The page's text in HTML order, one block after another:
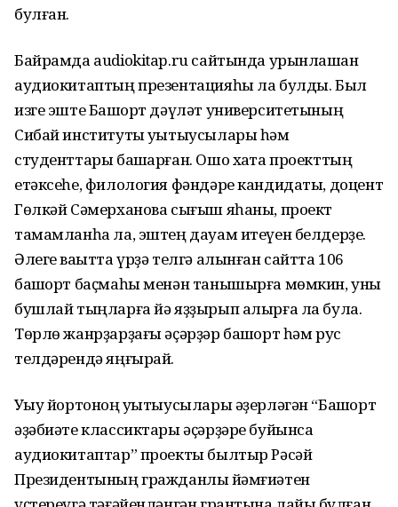
булған.
Байрамда audiokitap.ru сайтында урынлаш­ҡан
аудиокитаптың презентацияһы ла булды. Был
изге эште Башҡорт дәүләт универси­тетының
Сибай институты уҡытыусылары һәм
студенттары башҡарған. Ошо хаҡта проекттың
етәксеһе, филология фәндәре кандидаты, доцент
Гөлкәй Сәмерханова сығыш яһаны, проект
тамамланһа ла, эштең дауам итеүен белдерҙе.
Әлеге ваҡытта үрҙә телгә алынған сайтта 106
башҡорт баҫмаһы менән танышырға мөмкин, уны
бушлай тыңларға йә яҙҙырып алырға ла була.
Төрлө жанрҙарҙағы әҫәрҙәр башҡорт һәм рус
телдәрендә яңғырай.
Уҡыу йортоноң уҡытыусылары әҙерләгән “Башҡорт
әҙәбиәте классиктары әҫәрҙәре буйынса
аудиокитаптар” проекты былтыр Рәсәй
Президентының гражданлыҡ йәмғиәтен